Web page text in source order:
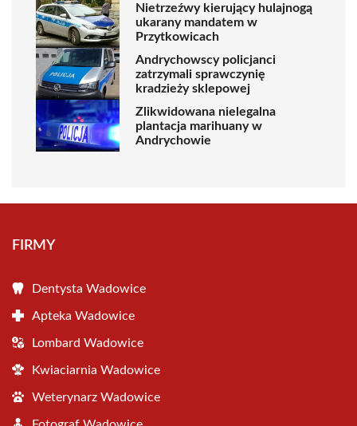
Nietrzeźwy kierujący hulajnogą
ukarany mandatem w
Przytkowicach
Andrychowscy policjanci
zatrzymali sprawczynię
kradzieży sklepowej
Zlikwidowana nielegalna
plantacja marihuany w
Andrychowie
FIRMY
Dentysta Wadowice
Apteka Wadowice
Lombard Wadowice
Kwiaciarnia Wadowice
Weterynarz Wadowice